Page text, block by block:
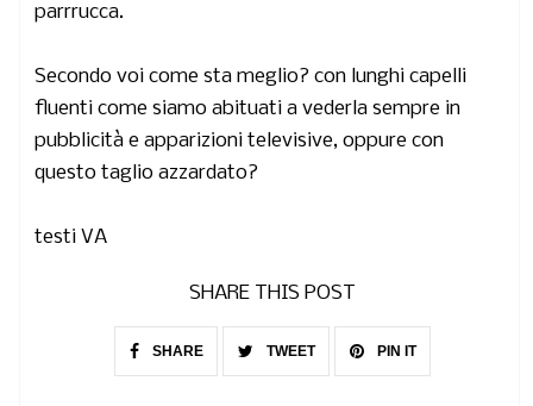
parrrucca.
Secondo voi come sta meglio? con lunghi capelli
fluenti come siamo abituati a vederla sempre in
pubblicità e apparizioni televisive, oppure con
questo taglio azzardato?
testi VA
SHARE THIS POST
SHARE TWEET PIN IT